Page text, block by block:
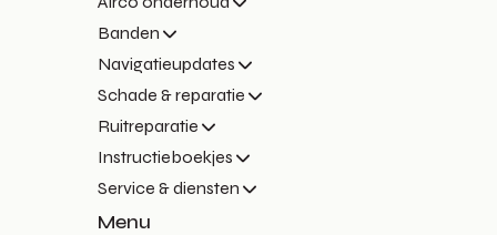
Banden
Navigatieupdates
Schade & reparatie
Ruitreparatie
Instructieboekjes
Service & diensten
Menu